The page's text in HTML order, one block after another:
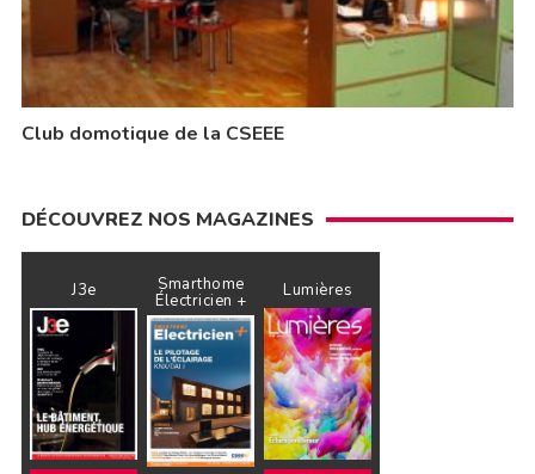
Club domotique de la CSEEE
DÉCOUVREZ NOS MAGAZINES
J3e Smarthome
Électricien + Lumières